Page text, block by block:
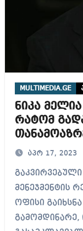
MULTIMEDIA.GE
ნიკა
რატომ
მთავარი
აპრ 17, 2023
გაკვირვებული ვარ ამ დღეებში ახალი
მენეჯმენტის
ოფისი
გამომდინარე,